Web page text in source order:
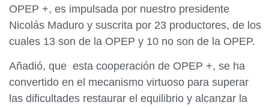
OPEP +, es impulsada por nuestro presidente
Nicolás Maduro y suscrita por 23 productores, de los
cuales 13 son de la OPEP y 10 no son de la OPEP.
Añadió, que esta cooperación de OPEP +, se ha
convertido en el mecanismo virtuoso para superar
las dificultades restaurar el equilibrio y alcanzar la